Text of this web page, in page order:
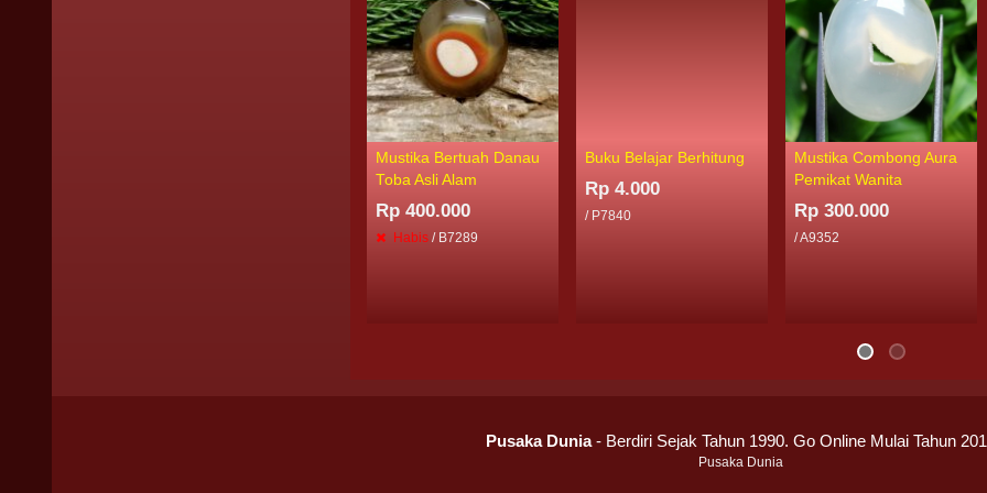
Mustika Bertuah Danau
Toba Asli Alam
Rp 400.000
Habis / B7289
Buku Belajar Berhitung
Rp 4.000
/ P7840
Mustika Combong Aura
Pemikat Wanita
Rp 300.000
/ A9352
Pusaka Dunia- Berdiri Sejak Tahun 1990. Go Online Mulai Tahun
Pusaka Dunia